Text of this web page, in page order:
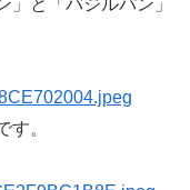
す。